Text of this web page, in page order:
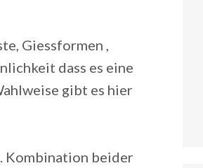
Giessformen ,
dass es eine
gibt es hier
Kombination beider